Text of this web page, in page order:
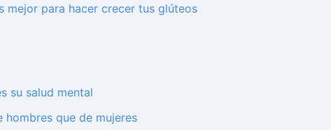
mejor para hacer crecer tus glúteos
su salud mental
que de mujeres